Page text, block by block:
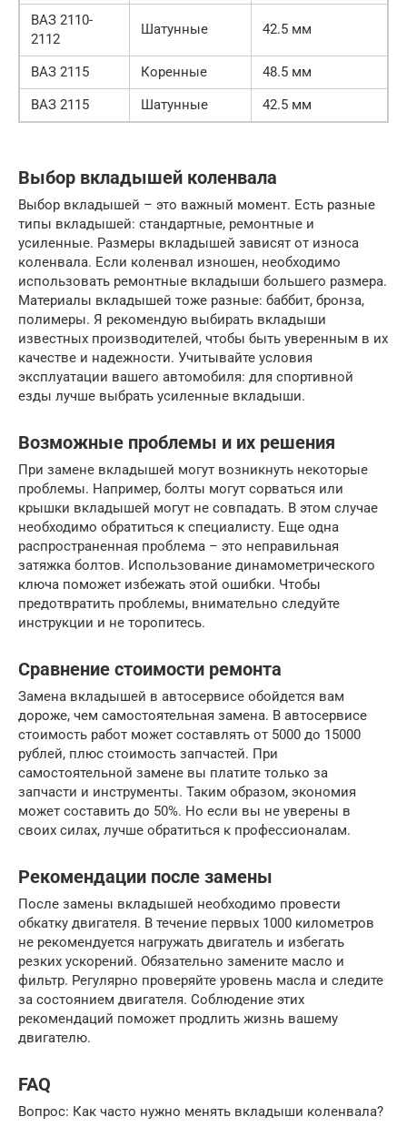
ВАЗ 2110-
2112
Шатунные 42.5 мм
ВАЗ 2115 Коренные
48.5 мм
ВАЗ 2115
Шатунные 42.5 мм
Выбор вкладышей коленвала
Выбор вкладышей – это важный момент. Есть разные
типы вкладышей: стандартные, ремонтные и
усиленные. Размеры вкладышей зависят от износа
коленвала. Если коленвал изношен, необходимо
использовать ремонтные вкладыши большего размера.
Материалы вкладышей тоже разные: баббит, бронза,
полимеры. Я рекомендую выбирать вкладыши
известных производителей, чтобы быть уверенным в их
качестве и надежности. Учитывайте условия
эксплуатации вашего автомобиля: для спортивной
езды лучше выбрать усиленные вкладыши.
Возможные проблемы и их решения
При замене вкладышей могут возникнуть некоторые
проблемы. Например, болты могут сорваться или
крышки вкладышей могут не совпадать. В этом случае
необходимо обратиться к специалисту. Еще одна
распространенная проблема – это неправильная
затяжка болтов. Использование динамометрического
ключа поможет избежать этой ошибки. Чтобы
предотвратить проблемы, внимательно следуйте
инструкции и не торопитесь.
Сравнение стоимости ремонта
Замена вкладышей в автосервисе обойдется вам
дороже, чем самостоятельная замена. В автосервисе
стоимость работ может составлять от 5000 до 15000
рублей, плюс стоимость запчастей. При
самостоятельной замене вы платите только за
запчасти и инструменты. Таким образом, экономия
может составить до 50%. Но если вы не уверены в
своих силах, лучше обратиться к профессионалам.
Рекомендации после замены
После замены вкладышей необходимо провести
обкатку двигателя. В течение первых 1000 километров
не рекомендуется нагружать двигатель и избегать
резких ускорений. Обязательно замените масло и
фильтр. Регулярно проверяйте уровень масла и следите
за состоянием двигателя. Соблюдение этих
рекомендаций поможет продлить жизнь вашему
двигателю.
FAQ
Вопрос: Как часто нужно менять вкладыши коленвала?